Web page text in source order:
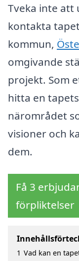
Tveka inte att
kontakta
kommun,
omgivande
projekt. Som
hitta en
närområdet
visioner och
dem.
Få 3
förpliktelser
1 Vad kan en